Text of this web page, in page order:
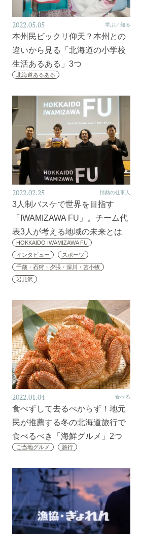
2022.05.05 学ぶ／知る
本州民ビックリ仰天？本州との
違いから見る「北海道の小学校
生活あるある」3つ
北海道あるある
2022.02.25 情熱の仕事人
3人制バスケで世界を目指す
「IWAMIZAWA FU」。チーム代
表3人が考える地域の未来とは
HOKKAIDO IWAMIZAWA FU
インタビュー
スポーツ
千歳・石狩・夕張・深川・苫小牧
岩見沢
2022.01.04 食べる
食べずして去るべからず！地元
民が推薦する冬の北海道旅行で
食べるべき「海鮮グルメ」2つ
ご当地グルメ 旅行